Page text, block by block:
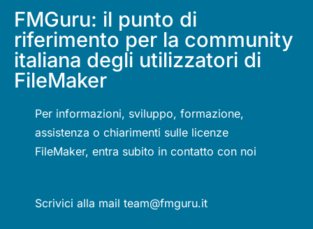
FMGuru: il punto di
riferimento per la community
italiana degli utilizzatori di
FileMaker
Per informazioni, sviluppo, formazione,
assistenza o chiarimenti sulle licenze
FileMaker, entra subito in contatto con noi
Scrivici alla mail team@fmguru.it